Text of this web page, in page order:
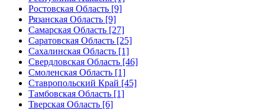
Ростовская Область [9]
Рязанская Область [9]
Самарская Область [27]
Саратовская Область [25]
Сахалинская Область [1]
Свердловская Область [46]
Смоленская Область [1]
Ставропольский Край [45]
Тамбовская Область [1]
Тверская Область [6]